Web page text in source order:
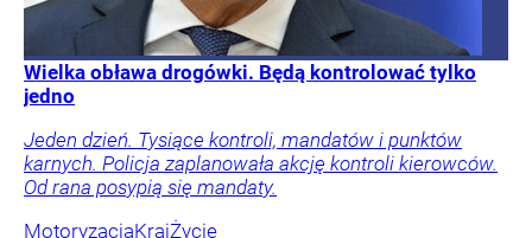
Wielka obława drogówki. Będą kontrolować tylko
jedno
Jeden dzień. Tysiące kontroli, mandatów i punktów
karnych. Policja zaplanowała akcję kontroli kierowców.
Od rana posypią się mandaty.
MotoryzacjaKrajŻycie